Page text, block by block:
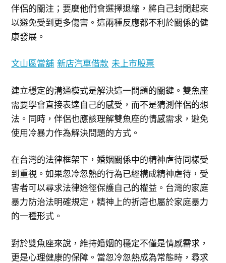
伴侶的關注；要麼他們會選擇退縮，將自己封閉起來
以避免受到更多傷害。這兩種反應都不利於關係的健
康發展。
文山區當舖 新店汽車借款 未上市股票
建立穩定的溝通模式是解決這一問題的關鍵。雙魚座
需要學會直接表達自己的感受，而不是猜測伴侶的想
法。同時，伴侶也應該理解雙魚座的情感需求，避免
使用冷暴力作為解決問題的方式。
在台灣的法律框架下，婚姻關係中的精神虐待同樣受
到重視。如果忽冷忽熱的行為已經構成精神虐待，受
害者可以尋求法律途徑保護自己的權益。台灣的家庭
暴力防治法明確規定，精神上的折磨也屬於家庭暴力
的一種形式。
對於雙魚座來說，維持婚姻的穩定不僅是情感需求，
更是心理健康的保障。當忽冷忽熱成為常態時，尋求